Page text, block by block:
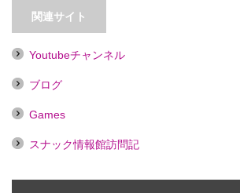
【大森】スナック シフク
関連サイト
Youtubeチャンネル
ブログ
Games
スナック情報館訪問記